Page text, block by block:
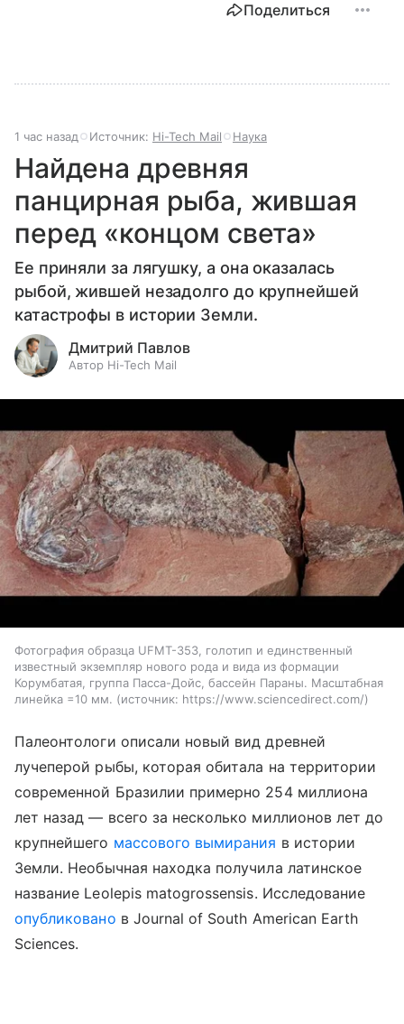
Поделиться
1 час назад Источник: Hi-Tech Mail Наука
Найдена древняя
панцирная рыба, жившая
перед «концом света»
Ее приняли за лягушку, а она оказалась
рыбой, жившей незадолго до крупнейшей
катастрофы в истории Земли.
Дмитрий Павлов
Автор Hi-Tech Mail
Фотография образца UFMT-353, голотип и единственный
известный экземпляр нового рода и вида из формации
Корумбатая, группа Пасса-Дойс, бассейн Параны. Масштабная
линейка =10 мм.
источник: https://www.sciencedirect.com/
Палеонтологи описали новый вид древней
лучеперой рыбы, которая обитала на территории
современной Бразилии примерно 254 миллиона
лет назад — всего за несколько миллионов лет до
крупнейшего массового вымирания в истории
Земли. Необычная находка получила латинское
название Leolepis matogrossensis. Исследование
опубликовано в Journal of South American Earth
Sciences.